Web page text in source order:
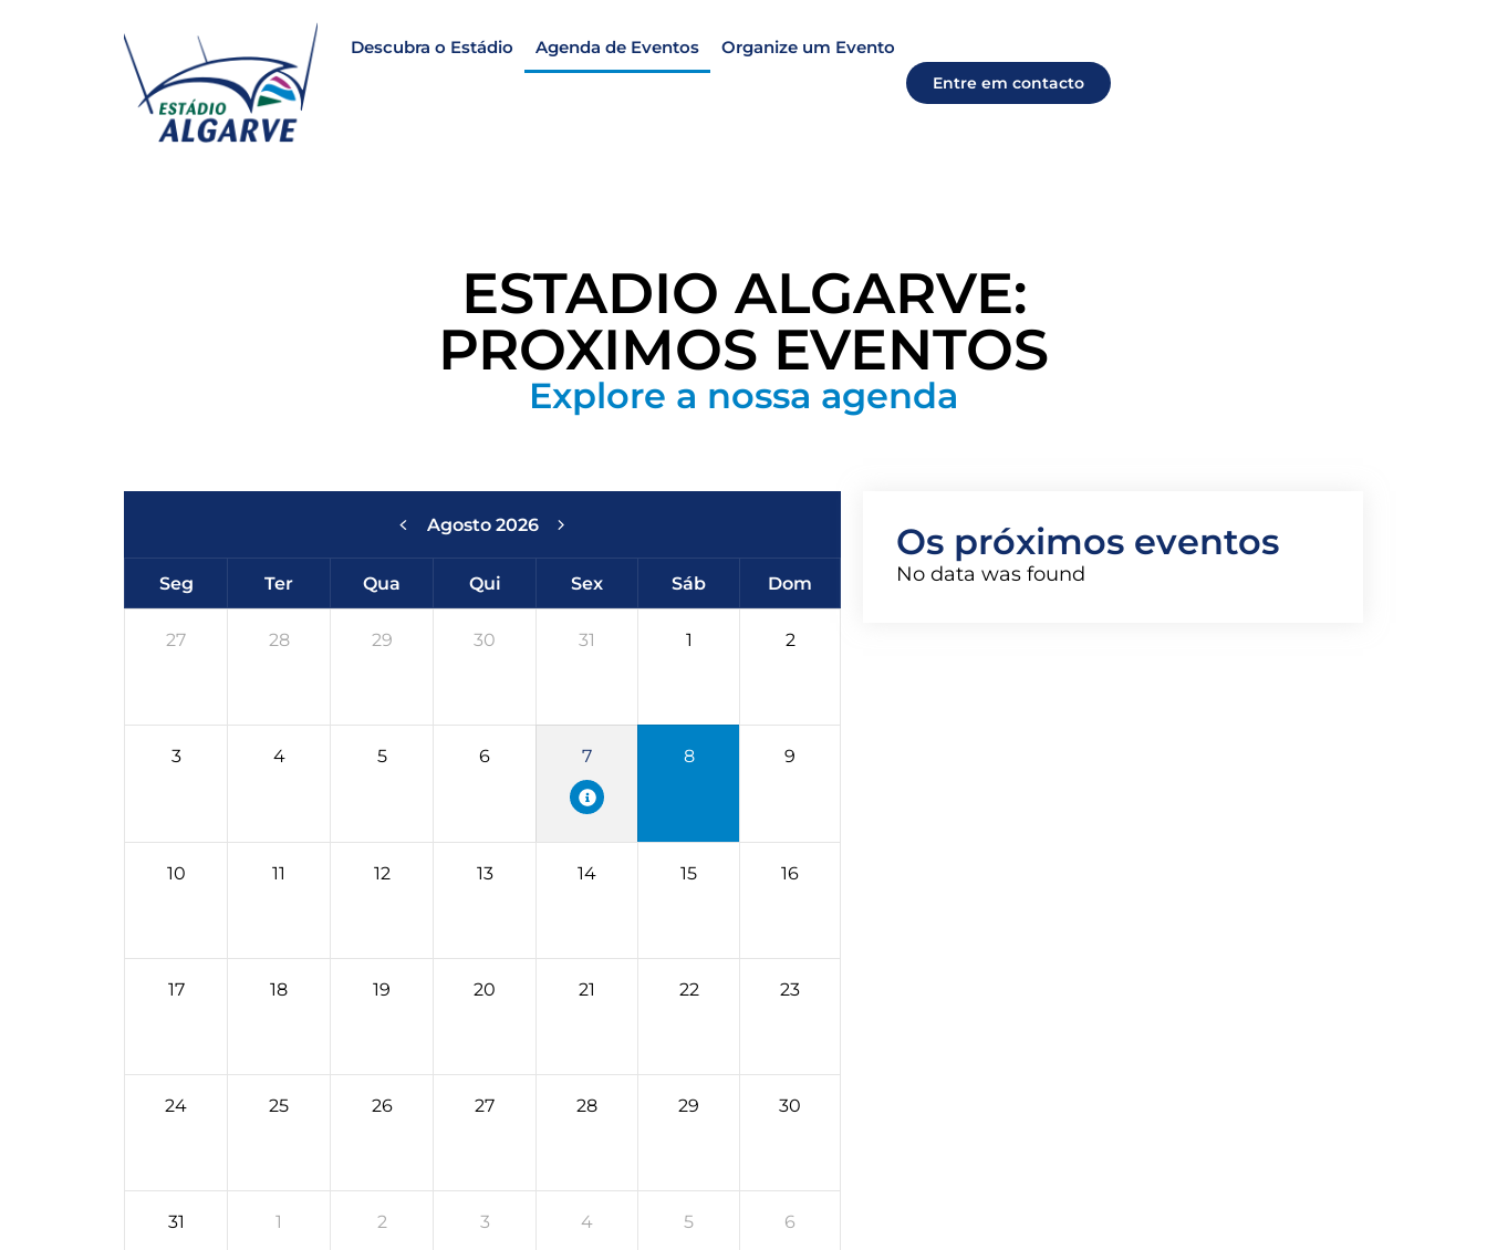
Descubra o Estádio Agenda de Eventos Organize um Evento
Entre em contacto
ESTADIO ALGARVE:
PROXIMOS EVENTOS
Explore a nossa agenda
Agosto 2026
Seg Ter Qua Qui Sex Sáb Dom
27 28 29 30 31 1 2
3 4 5 6 7 8 9
10 11 12 13 14 15 16
17 18 19 20 21 22 23
24 25 26 27 28 29 30
31 1 2 3 4 5 6
Os próximos eventos
No data was found